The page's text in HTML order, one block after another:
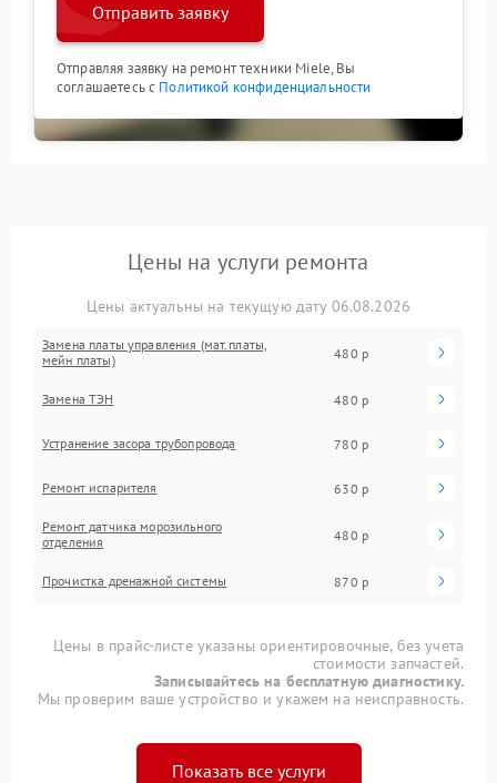
Отправить заявку
Отправляя заявку на ремонт техники Miele, Вы
соглашаетесь с Политикой конфиденциальности
Цены на услуги ремонта
Цены актуальны на текущую дату 06.08.2026
Замена платы управления (мат.платы,
мейн платы)
480 р
Замена ТЭН 480 р
Устранение засора трубопровода 780 р
Ремонт испарителя 630 р
Ремонт датчика морозильного
отделения
480 р
Прочистка дренажной системы 870 р
Цены в прайс-листе указаны ориентировочные, без учета
стоимости запчастей.
Записывайтесь на бесплатную диагностику.
Мы проверим ваше устройство и укажем на неисправность.
Показать все услуги